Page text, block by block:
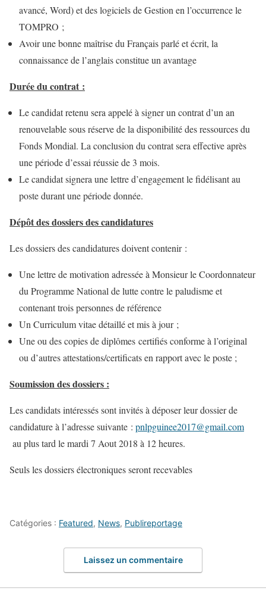
avancé, Word) et des logiciels de Gestion en l’occurrence le
TOMPRO ;
Avoir une bonne maîtrise du Français parlé et écrit, la
connaissance de l’anglais constitue un avantage
Durée du contrat :
Le candidat retenu sera appelé à signer un contrat d’un an
renouvelable sous réserve de la disponibilité des ressources du
Fonds Mondial. La conclusion du contrat sera effective après
une période d’essai réussie de 3 mois.
Le candidat signera une lettre d’engagement le fidélisant au
poste durant une période donnée.
Dépôt des dossiers des candidatures
Les dossiers des candidatures doivent contenir :
Une lettre de motivation adressée à Monsieur le Coordonnateur
du Programme National de lutte contre le paludisme et
contenant trois personnes de référence
Un Curriculum vitae détaillé et mis à jour ;
Une ou des copies de diplômes certifiés conforme à l’original
ou d’autres attestations/certificats en rapport avec le poste ;
Soumission des dossiers :
Les candidats intéressés sont invités à déposer leur dossier de
candidature à l’adresse suivante : pnlpguinee2017@gmail.com
au plus tard le mardi 7 Aout 2018 à 12 heures.
Seuls les dossiers électroniques seront recevables
Catégories : Featured, News, Publireportage
Laissez un commentaire